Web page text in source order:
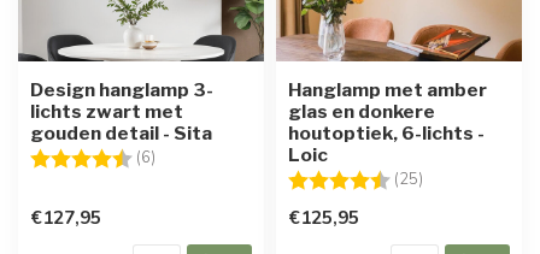
Design hanglamp 3-
lichts zwart met
gouden detail - Sita
Beoordeling: (6)
€127,95
Hanglamp met amber
glas en donkere
houtoptiek, 6-lichts -
Loic
Beoordeling: (25)
€125,95